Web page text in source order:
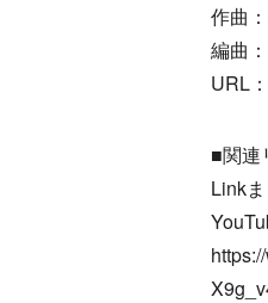
作曲
編曲
URL
■関連
Link